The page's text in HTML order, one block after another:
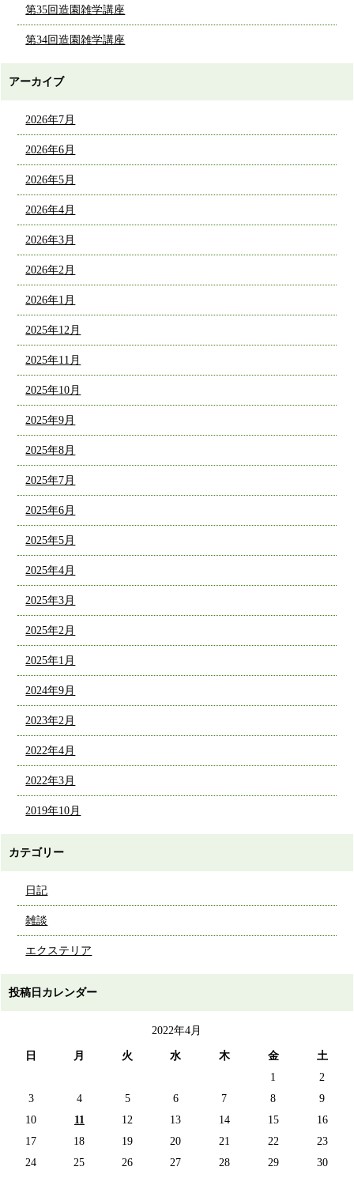
第35回造園雑学講座
第34回造園雑学講座
アーカイブ
2026年7月
2026年6月
2026年5月
2026年4月
2026年3月
2026年2月
2026年1月
2025年12月
2025年11月
2025年10月
2025年9月
2025年8月
2025年7月
2025年6月
2025年5月
2025年4月
2025年3月
2025年2月
2025年1月
2024年9月
2023年2月
2022年4月
2022年3月
2019年10月
カテゴリー
日記
雑談
エクステリア
投稿日カレンダー
2022年4月
日 月 火 水 木 金 土
1
2
3
4 5 6 7 8
9
10
11 12 13 14 15
16
17
18 19 20 21 22
23
24
25 26 27 28 29 30